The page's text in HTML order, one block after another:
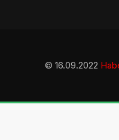
© 16.09.2022